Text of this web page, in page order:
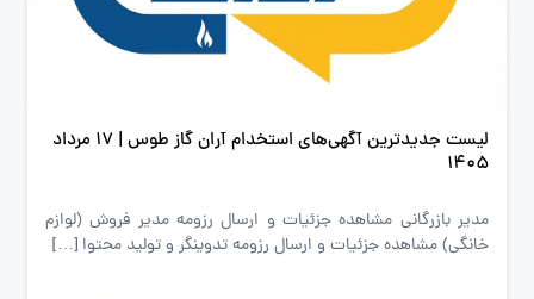
لیست جدیدترین آگهی‌های استخدام آران گاز طوس | ۱۷ مرداد
۱۴۰۵
مدیر بازرگانی مشاهده جزئیات و ارسال رزومه مدیر فروش (لوازم
خانگی) مشاهده جزئیات و ارسال رزومه تدوینگر و تولید محتوا […]